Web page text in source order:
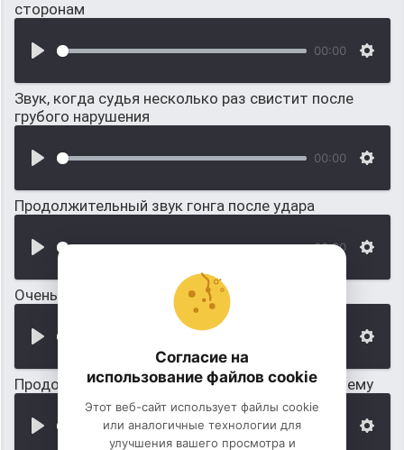
сторонам
00:00
Звук, когда судья несколько раз свистит после
грубого нарушения
00:00
Продолжительный звук гонга после удара
00:00
Очень долгий гонг после удара
Продолжительный звук гонга после удара по нему
Согласие на
использование файлов cookie
Этот веб-сайт использует файлы cookie
или аналогичные технологии для
улучшения вашего просмотра и